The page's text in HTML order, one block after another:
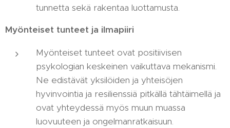
tunnetta sekä rakentaa luottamusta.
Myönteiset tunteet ja ilmapiiri
Myönteiset tunteet ovat positiivisen
psykologian keskeinen vaikuttava mekanismi.
Ne edistävät yksilöiden ja yhteisöjen
hyvinvointia ja resilienssiä pitkällä tähtäimellä ja
ovat yhteydessä myös muun muassa
luovuuteen ja ongelmanratkaisuun.